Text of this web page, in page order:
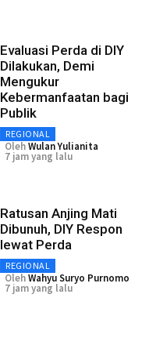
Evaluasi Perda di DIY
Dilakukan, Demi
Mengukur
Kebermanfaatan bagi
Publik
REGIONAL
OlehWulan Yulianita
7 jam yang lalu
Ratusan Anjing Mati
Dibunuh, DIY Respon
lewat Perda
REGIONAL
OlehWahyu Suryo Purnomo
7 jam yang lalu